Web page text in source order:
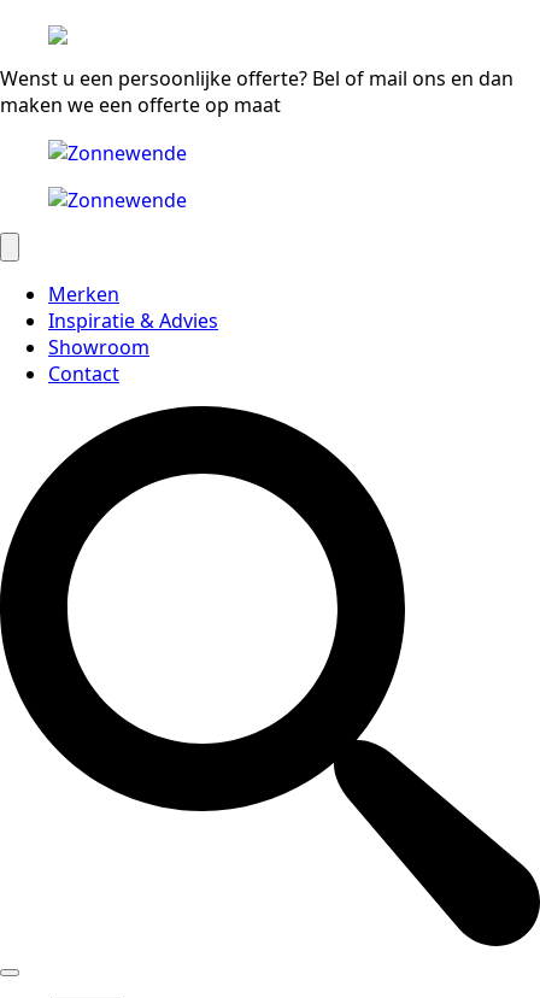
Wenst u een persoonlijke offerte? Bel of mail ons en dan
maken we een offerte op maat
Merken
Inspiratie & Advies
Showroom
Contact